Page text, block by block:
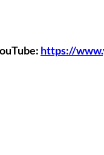
https://